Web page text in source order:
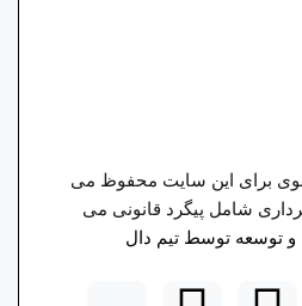
برای این سایت محفوظ می
شامل پیگرد قانونی می
توسعه توسط تیم دال